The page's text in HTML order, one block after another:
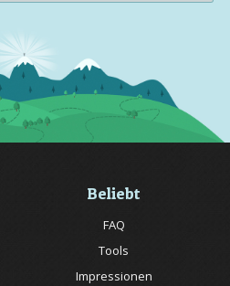
Beliebt
FAQ
Tools
Impressionen